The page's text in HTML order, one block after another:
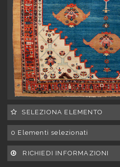
SELEZIONA ELEMENTO
0 Elementi selezionati
RICHIEDI INFORMAZIONI